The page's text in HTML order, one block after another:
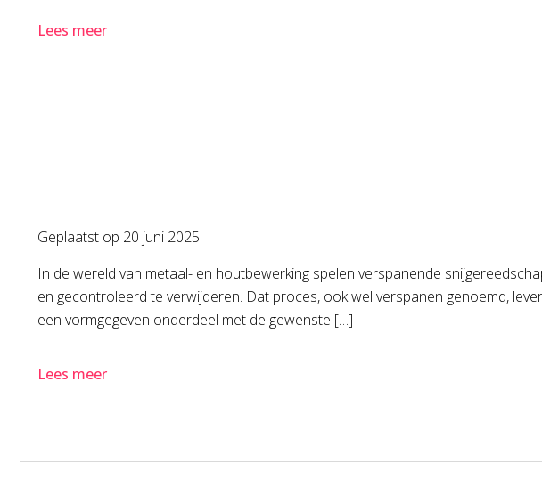
Lees meer
Geplaatst op 20 juni 2025
In de wereld van metaal- en houtbewerking spelen verspanende
en gecontroleerd te verwijderen. Dat proces, ook wel verspanen genoemd,
een vormgegeven onderdeel met de gewenste […]
Lees meer